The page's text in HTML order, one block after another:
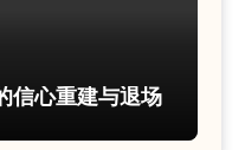
信心重建与退场